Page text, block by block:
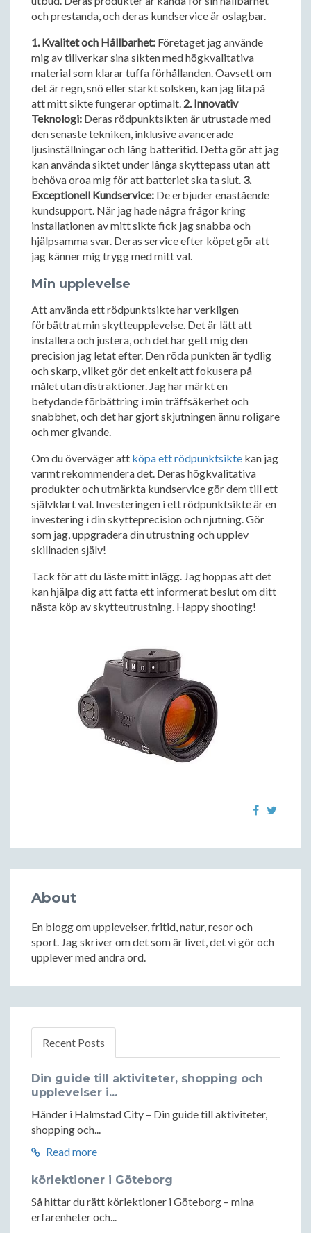
och prestanda, och deras kundservice är oslagbar.
1. Kvalitet och Hållbarhet: Företaget jag använde
mig av tillverkar sina sikten med högkvalitativa
material som klarar tuffa förhållanden. Oavsett om
det är regn, snö eller starkt solsken, kan jag lita på
att mitt sikte fungerar optimalt. 2. Innovativ
Teknologi: Deras rödpunktsikten är utrustade med
den senaste tekniken, inklusive avancerade
ljusinställningar och lång batteritid. Detta gör att jag
kan använda siktet under långa skyttepass utan att
behöva oroa mig för att batteriet ska ta slut. 3.
Exceptionell Kundservice: De erbjuder enastående
kundsupport. När jag hade några frågor kring
installationen av mitt sikte fick jag snabba och
hjälpsamma svar. Deras service efter köpet gör att
jag känner mig trygg med mitt val.
Min upplevelse
Att använda ett rödpunktsikte har verkligen
förbättrat min skytteupplevelse. Det är lätt att
installera och justera, och det har gett mig den
precision jag letat efter. Den röda punkten är tydlig
och skarp, vilket gör det enkelt att fokusera på
målet utan distraktioner. Jag har märkt en
betydande förbättring i min träffsäkerhet och
snabbhet, och det har gjort skjutningen ännu roligare
och mer givande.
Om du överväger att köpa ett rödpunktsikte kan jag
varmt rekommendera det. Deras högkvalitativa
produkter och utmärkta kundservice gör dem till ett
självklart val. Investeringen i ett rödpunktsikte är en
investering i din skytteprecision och njutning. Gör
som jag, uppgradera din utrustning och upplev
skillnaden själv!
Tack för att du läste mitt inlägg. Jag hoppas att det
kan hjälpa dig att fatta ett informerat beslut om ditt
nästa köp av skytteutrustning. Happy shooting!
About
En blogg om upplevelser, fritid, natur, resor och
sport. Jag skriver om det som är livet, det vi gör och
upplever med andra ord.
Recent Posts
Din guide till aktiviteter, shopping och
upplevelser i...
Händer i Halmstad City – Din guide till aktiviteter,
shopping och...
Read more
körlektioner i Göteborg
Så hittar du rätt körlektioner i Göteborg – mina
erfarenheter och...